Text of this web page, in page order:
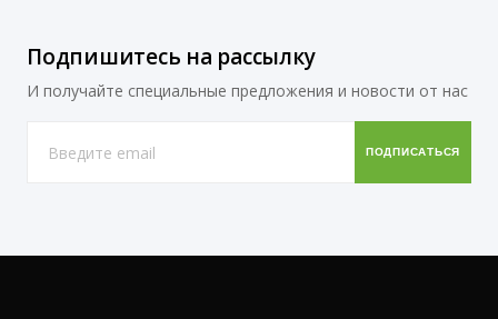
Подпишитесь на рассылку
И получайте специальные предложения и новости от нас